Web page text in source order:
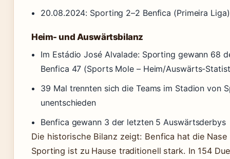
20.08.2024: Sporting 2–2 Benfica (Primeira Liga)
Heim- und Auswärtsbilanz
Im Estádio José Alvalade: Sporting gewann 68
Benfica 47 (Sports Mole – Heim/Auswärts-
39 Mal trennten sich die Teams im Stadion von
unentschieden
Benfica gewann 3 der letzten 5 Auswärtsderbys
Die historische Bilanz zeigt: Benfica hat die
Sporting ist zu Hause traditionell stark. In 154